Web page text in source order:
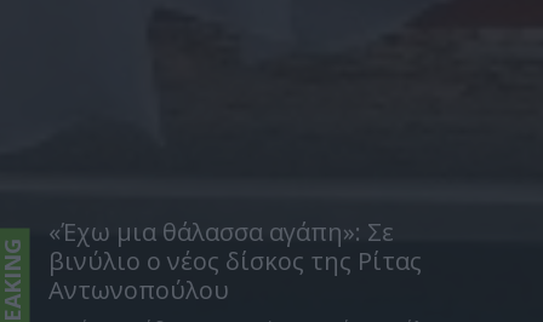
«Έχω μια θάλασσα αγάπη»: Σε
βινύλιο ο νέος δίσκος της Ρίτας
Αντωνοπούλου